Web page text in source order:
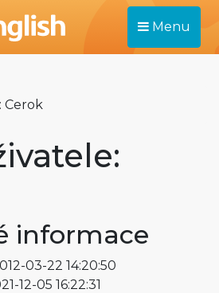
Menu
Cerok
informace
03-22 14:20:50
12-05 16:22:31